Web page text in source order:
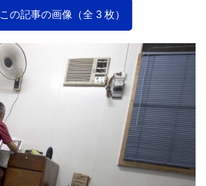
この記事の画像（全 3 枚）